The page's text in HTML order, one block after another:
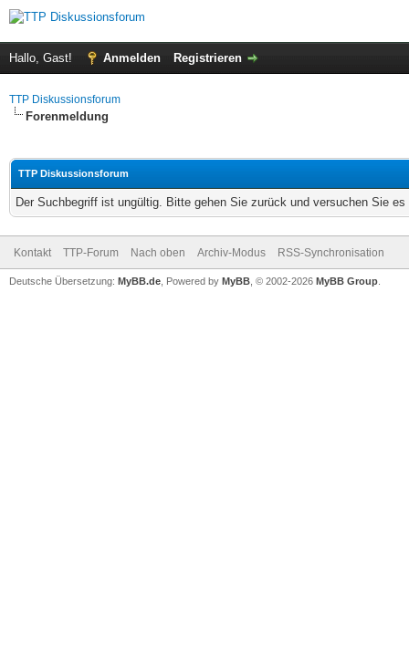
Hallo, Gast! Anmelden Registrieren
TTP Diskussionsforum
Forenmeldung
TTP Diskussionsforum
Der Suchbegriff ist ungültig. Bitte gehen Sie zurück und versuchen Sie es
Kontakt TTP-Forum Nach oben Archiv-Modus RSS-Synchronisation
Deutsche Übersetzung: MyBB.de , Powered by MyBB , © 2002-2026 MyBB Group